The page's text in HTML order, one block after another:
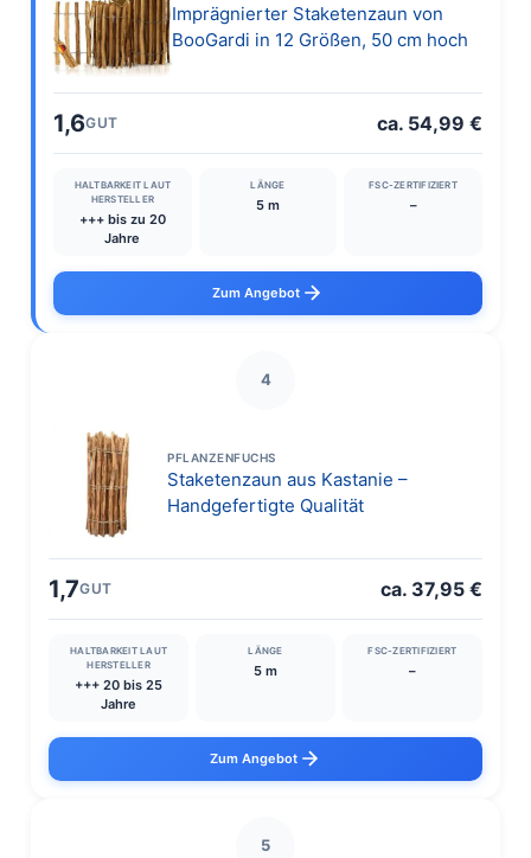
Imprägnierter Staketenzaun von
BooGardi in 12 Größen, 50 cm hoch
1,6GUT ca. 54,99 €
HALTBARKEIT LAUT
HERSTELLER
+++ bis zu 20
Jahre
LÄNGE
5 m
FSC-ZERTIFIZIERT
–
Zum Angebot
4
PFLANZENFUCHS
Staketenzaun aus Kastanie –
Handgefertigte Qualität
1,7GUT ca. 37,95 €
HALTBARKEIT LAUT
HERSTELLER
+++ 20 bis 25
Jahre
LÄNGE
5 m
FSC-ZERTIFIZIERT
–
Zum Angebot
5